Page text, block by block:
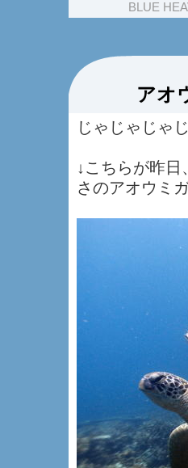
BLUE
アオ
じゃじゃじゃ
↓こちらが昨
さのアオウミ